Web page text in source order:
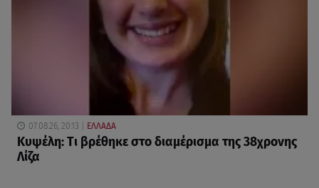
07.08.26, 20:13 ΕΛΛΑΔΑ
Κυψέλη: Tι βρέθηκε στο διαμέρισμα της 38χρονης
Λίζα